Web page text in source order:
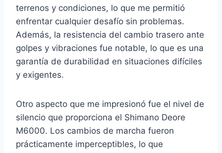
terrenos y condiciones, lo que me permitió
enfrentar cualquier desafío sin problemas.
Además, la resistencia del cambio trasero ante
golpes y vibraciones fue notable, lo que es una
garantía de durabilidad en situaciones difíciles
y exigentes.
Otro aspecto que me impresionó fue el nivel de
silencio que proporciona el Shimano Deore
M6000. Los cambios de marcha fueron
prácticamente imperceptibles, lo que